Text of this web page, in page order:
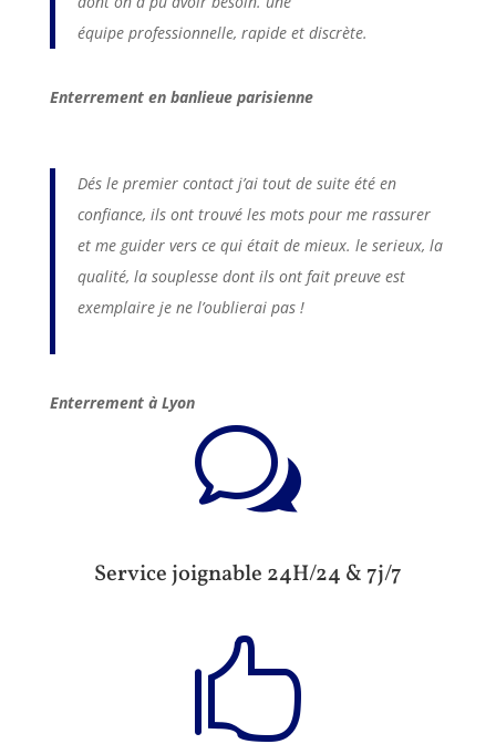
équipe professionnelle, rapide et discrète.
Enterrement en banlieue parisienne
Dés le premier contact j’ai tout de suite été en
confiance, ils ont trouvé les mots pour me rassurer
et me guider vers ce qui était de mieux. le serieux, la
qualité, la souplesse dont ils ont fait preuve est
exemplaire je ne l’oublierai pas !
Enterrement à Lyon
w
Service joignable 24H/24 & 7j/7
